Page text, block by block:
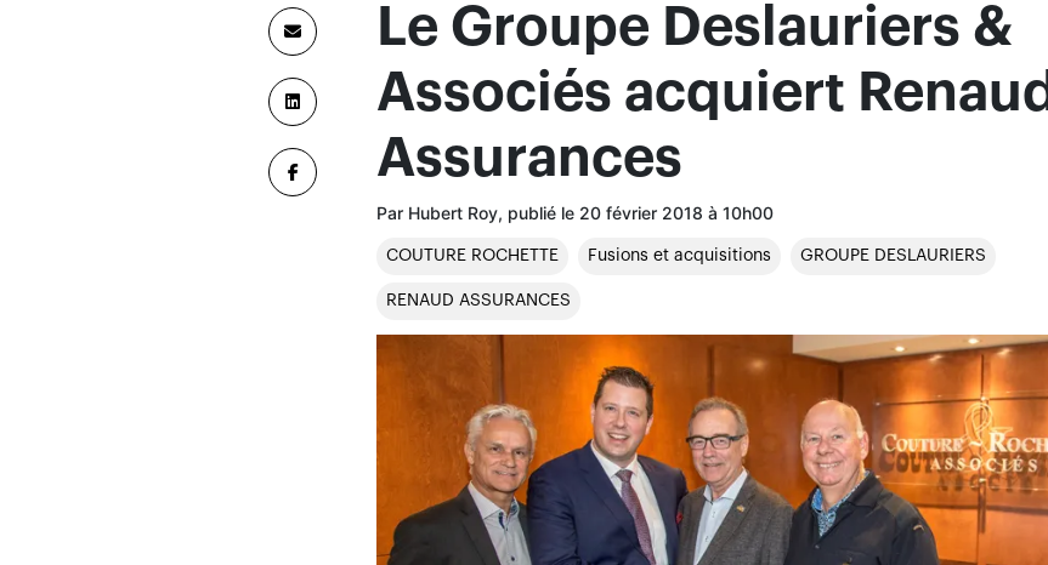
Le Groupe Deslauriers &
Associés acquiert Renaud
Assurances
Par Hubert Roy, publié le 20 février 2018 à 10h00
COUTURE ROCHETTE Fusions et acquisitions GROUPE DESLAURIERS
RENAUD ASSURANCES